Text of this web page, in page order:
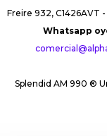
Freire 932, C1426AVT
Whatsapp
Splendid AM 990 ®